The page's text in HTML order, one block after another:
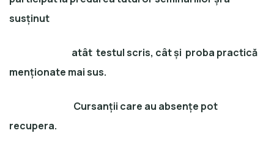
susținut
atât testul scris, cât și proba practică
menționate mai sus.
Cursanții care au absențe pot
recupera.